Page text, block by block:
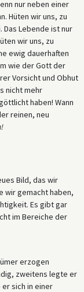
nur neben einer
Hüten wir uns, zu
Lebende ist nur
wir uns, zu
ewig dauerhaften
wie der Gott der
Vorsicht und Obhut
nicht mehr
haben! Wann
reinen, neu
Bild, das wir
wir gemacht haben,
Es gibt gar
im Bereiche der
erzogen
zweitens legte er
sich in einer